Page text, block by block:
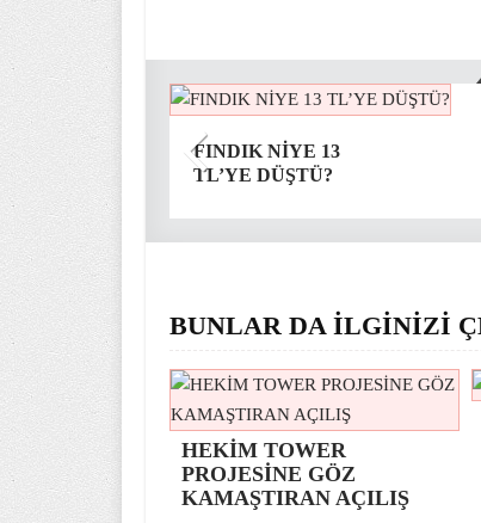
FINDIK NİYE 13
TL’YE DÜŞTÜ?
BUNLAR DA İLGİNİZİ
HEKİM TOWER
PROJESİNE GÖZ
KAMAŞTIRAN AÇILIŞ